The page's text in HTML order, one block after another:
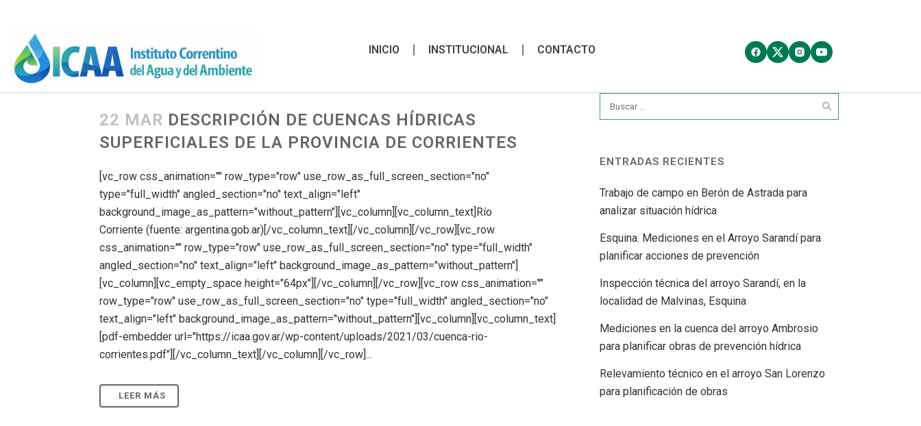
INICIO INSTITUCIONAL CONTACTO
22 MAR DESCRIPCIÓN DE CUENCAS HÍDRICAS
SUPERFICIALES DE LA PROVINCIA DE CORRIENTES
[vc_row css_animation="" row_type="row" use_row_as_full_screen_section="no"
type="full_width" angled_section="no" text_align="left"
background_image_as_pattern="without_pattern"][vc_column][vc_column_text]Río
Corriente (fuente: argentina.gob.ar)[/vc_column_text][/vc_column][/vc_row][vc_row
css_animation="" row_type="row" use_row_as_full_screen_section="no" type="full_width"
angled_section="no" text_align="left" background_image_as_pattern="without_pattern"]
[vc_column][vc_empty_space height="64px"][/vc_column][/vc_row][vc_row css_animation=""
row_type="row" use_row_as_full_screen_section="no" type="full_width" angled_section="no"
text_align="left" background_image_as_pattern="without_pattern"][vc_column][vc_column_text]
[pdf-embedder url="https://icaa.gov.ar/wp-content/uploads/2021/03/cuenca-rio-
corrientes.pdf"][/vc_column_text][/vc_column][/vc_row]...
ENTRADAS RECIENTES
Trabajo de campo en Berón de Astrada para
analizar situación hídrica
Esquina. Mediciones en el Arroyo Sarandí para
planificar acciones de prevención
Inspección técnica del arroyo Sarandí, en la
localidad de Malvinas, Esquina
Mediciones en la cuenca del arroyo Ambrosio
para planificar obras de prevención hídrica
Relevamiento técnico en el arroyo San Lorenzo
para planificación de obras